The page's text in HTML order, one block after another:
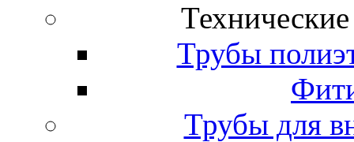
Трубы
Трубы для